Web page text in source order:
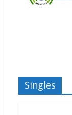
Singles